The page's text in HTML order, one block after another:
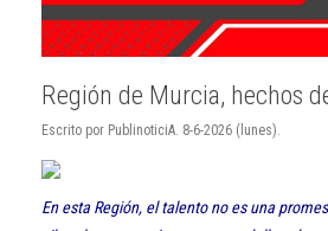
Región de Murcia, hechos
Escrito por PublinoticiA. 8-6-2026 (lunes).
En esta Región, el talento no es una